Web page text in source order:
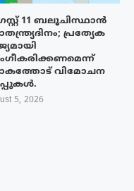
11 ബലൂചിസ്ഥാൻ
പ്രത്യേക
വിമോചന
5, 2026